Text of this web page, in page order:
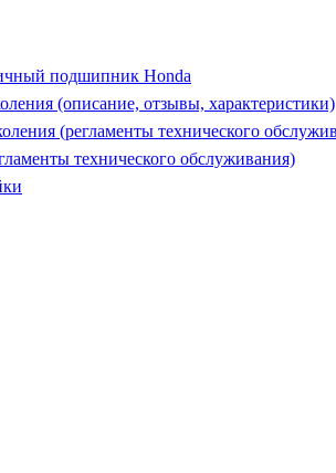
подшипник Honda
(описание, отзывы, характеристики)
(регламенты технического
технического обслуживания)